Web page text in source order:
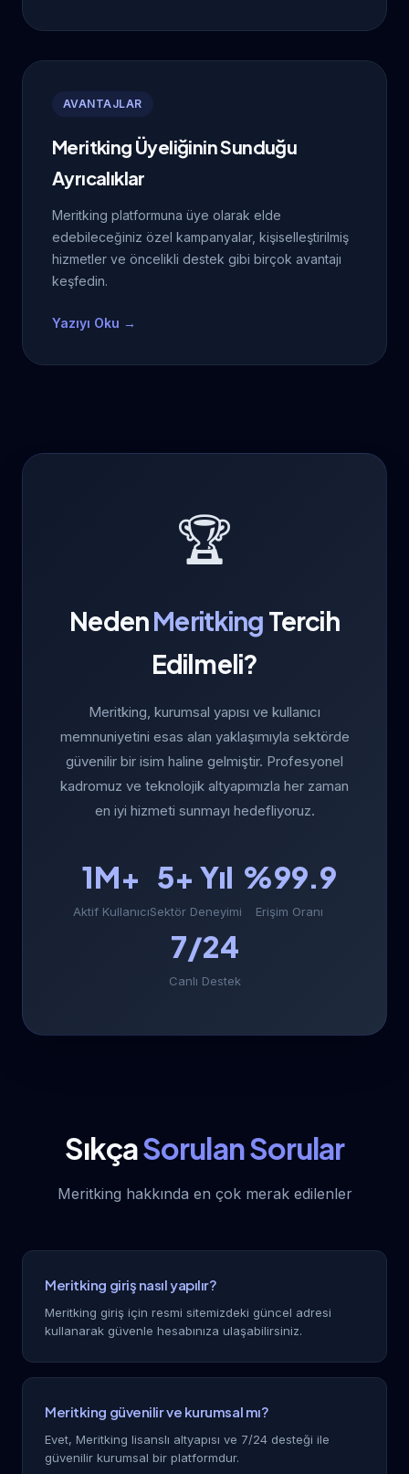
AVANTAJLAR
Meritking Üyeliğinin Sunduğu
Ayrıcalıklar
Meritking platformuna üye olarak elde
edebileceğiniz özel kampanyalar, kişiselleştirilmiş
hizmetler ve öncelikli destek gibi birçok avantajı
keşfedin.
Yazıyı Oku →
🏆
NedenMeritking Tercih
Edilmeli?
Meritking, kurumsal yapısı ve kullanıcı
memnuniyetini esas alan yaklaşımıyla sektörde
güvenilir bir isim haline gelmiştir. Profesyonel
kadromuz ve teknolojik altyapımızla her zaman
en iyi hizmeti sunmayı hedefliyoruz.
1M+
Aktif Kullanıcı
5+ Yıl
Sektör Deneyimi
%99.9
Erişim Oranı
7/24
Canlı Destek
SıkçaSorulan Sorular
Meritking hakkında en çok merak edilenler
Meritking giriş nasıl yapılır?
Meritking giriş için resmi sitemizdeki güncel adresi
kullanarak güvenle hesabınıza ulaşabilirsiniz.
Meritking güvenilir ve kurumsal mı?
Evet, Meritking lisanslı altyapısı ve 7/24 desteği ile
güvenilir kurumsal bir platformdur.